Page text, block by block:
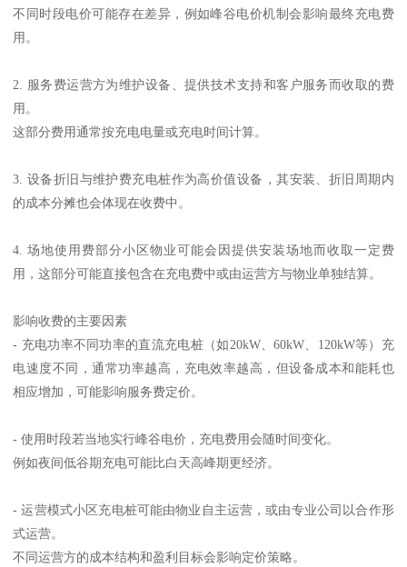
不同时段电价可能存在差异，例如峰谷电价机制会影响最终充电费
用。
2. 服务费运营方为维护设备、提供技术支持和客户服务而收取的费
用。
这部分费用通常按充电电量或充电时间计算。
3. 设备折旧与维护费充电桩作为高价值设备，其安装、折旧周期内
的成本分摊也会体现在收费中。
4. 场地使用费部分小区物业可能会因提供安装场地而收取一定费
用，这部分可能直接包含在充电费中或由运营方与物业单独结算。
影响收费的主要因素
- 充电功率不同功率的直流充电桩（如20kW、60kW、120kW等）充
电速度不同，通常功率越高，充电效率越高，但设备成本和能耗也
相应增加，可能影响服务费定价。
- 使用时段若当地实行峰谷电价，充电费用会随时间变化。
例如夜间低谷期充电可能比白天高峰期更经济。
- 运营模式小区充电桩可能由物业自主运营，或由专业公司以合作形
式运营。
不同运营方的成本结构和盈利目标会影响定价策略。